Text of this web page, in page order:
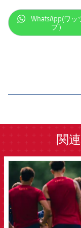
WhatsApp(ワッ
プ）
関連